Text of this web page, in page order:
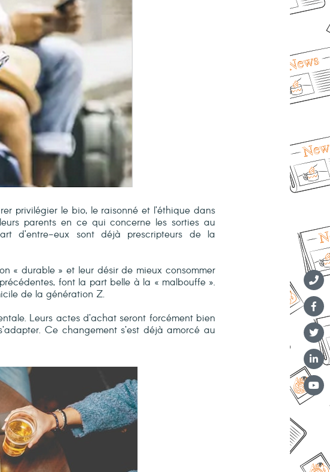
privilégier le bio, le raisonné et l’éthique dans
parents en ce qui concerne les sorties au
d’entre-eux sont déjà prescripteurs de la
« durable » et leur désir de mieux consommer
font la part belle à la « malbouffe ».
de la génération Z.
Leurs actes d’achat seront forcément bien
Ce changement s’est déjà amorcé au